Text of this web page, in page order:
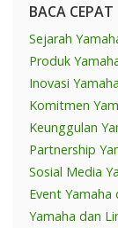
BACA CEPAT
Sejarah
Produk
Inovasi
Komitmen
Keunggulan
Partnership
Sosial Media
Event Yamaha
Yamaha dan